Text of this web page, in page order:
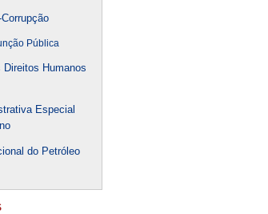
Pública
Direitos Humanos
Especial
do Petróleo